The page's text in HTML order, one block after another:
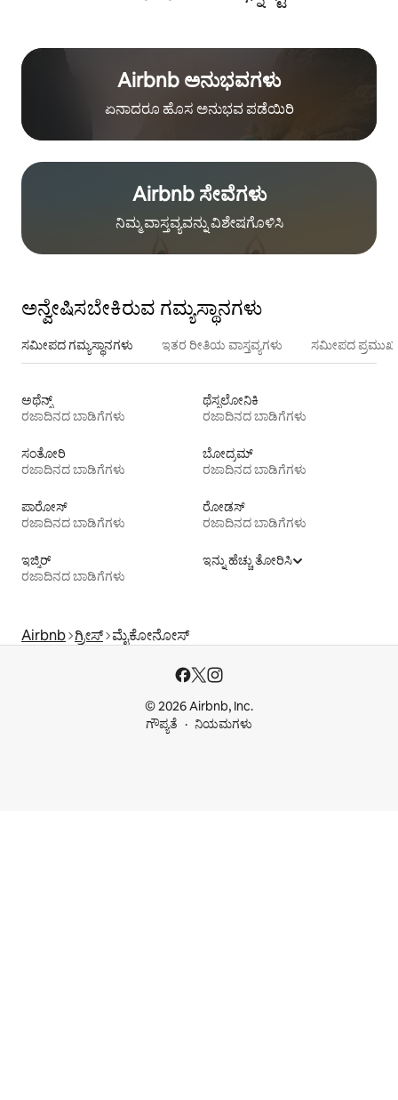
Airbnb ಅನುಭವಗಳು
ಏನಾದರೂ ಹೊಸ ಅನುಭವ ಪಡೆಯಿರಿ
Airbnb ಸೇವೆಗಳು
ನಿಮ್ಮ ವಾಸ್ತವ್ಯವನ್ನು ವಿಶೇಷಗೊಳಿಸಿ
ಅನ್ವೇಷಿಸಬೇಕಿರುವ ಗಮ್ಯಸ್ಥಾನಗಳು
ಸಮೀಪದ ಗಮ್ಯಸ್ಥಾನಗಳು ಇತರ ರೀತಿಯ ವಾಸ್ತವ್ಯಗಳು ಸಮೀಪದ ಪ್ರಮುಖ
ಅಥೆನ್ಸ್
ರಜಾದಿನದ ಬಾಡಿಗೆಗಳು
ಥೆಸ್ಸಲೋನಿಕಿ
ರಜಾದಿನದ ಬಾಡಿಗೆಗಳು
ಸಂತೋರಿ
ರಜಾದಿನದ ಬಾಡಿಗೆಗಳು
ಬೋದ್ರಮ್
ರಜಾದಿನದ ಬಾಡಿಗೆಗಳು
ಪಾರೋಸ್
ರಜಾದಿನದ ಬಾಡಿಗೆಗಳು
ರೋಡಸ್
ರಜಾದಿನದ ಬಾಡಿಗೆಗಳು
ಇಜ್ಮಿರ್
ರಜಾದಿನದ ಬಾಡಿಗೆಗಳು
ಇನ್ನು ಹೆಚ್ಚು ತೋರಿಸಿ
Airbnb ಗ್ರೀಸ್ ಮೈಕೋನೋಸ್
© 2026 Airbnb, Inc.
ಗೌಪ್ಯತೆ
ನಿಯಮಗಳು